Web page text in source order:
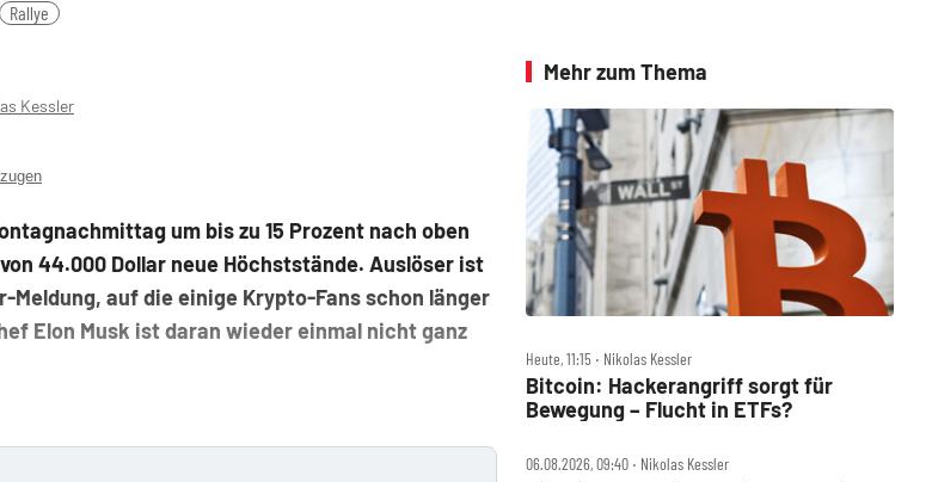
Rallye
Kessler
um bis zu 15 Prozent nach oben
44.000 Dollar neue Höchststände. Auslöser ist
Meldung, auf die einige Krypto-Fans schon länger
Elon Musk ist daran wieder einmal nicht ganz
Mehr zum Thema
Heute, 11:15 ‧ Nikolas Kessler
Bitcoin: Hackerangriff sorgt für
Bewegung – Flucht in ETFs?
06.08.2026, 09:40 ‧ Nikolas Kessler